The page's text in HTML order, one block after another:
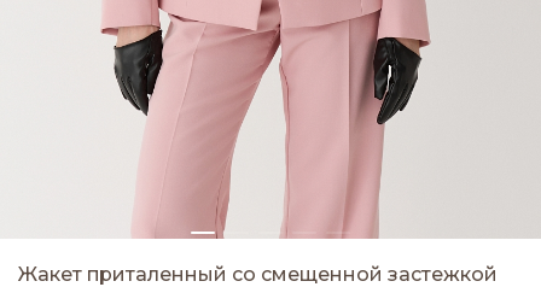
Жакет приталенный со смещенной застежкой